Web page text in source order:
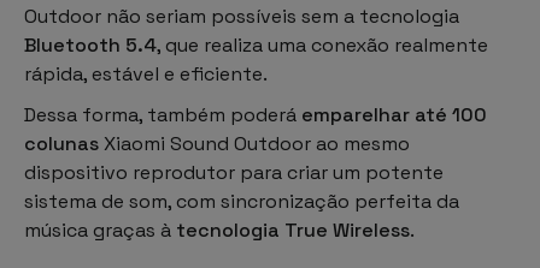
Outdoor não seriam possíveis sem a tecnologia
Bluetooth 5.4, que realiza uma conexão realmente
rápida, estável e eficiente.
Dessa forma, também poderá emparelhar até 100
colunas Xiaomi Sound Outdoor ao mesmo
dispositivo reprodutor para criar um potente
sistema de som, com sincronização perfeita da
música graças à tecnologia True Wireless.